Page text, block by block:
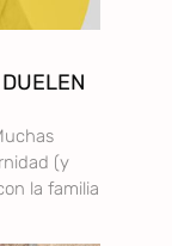
(y
la familia